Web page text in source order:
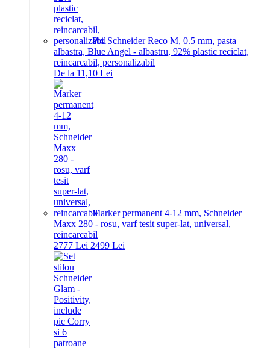
Pix Schneider Reco M, 0.5 mm, pasta
albastra, Blue Angel - albastru, 92% plastic reciclat,
reincarcabil, personalizabil
De la 11,10 Lei
Marker permanent 4-12 mm, Schneider
Maxx 280 - rosu, varf tesit super-lat, universal,
reincarcabil
2777 Lei 2499 Lei